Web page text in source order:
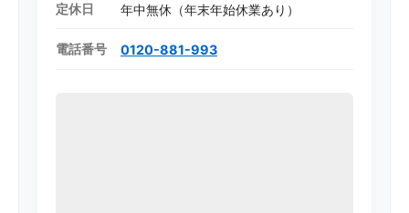
定休日 年中無休（年末年始休業あり）
電話番号 0120-881-993